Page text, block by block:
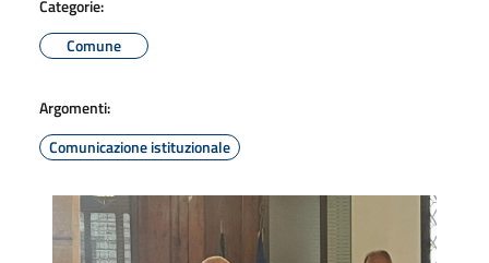
Categorie:
Comune
Argomenti:
Comunicazione istituzionale